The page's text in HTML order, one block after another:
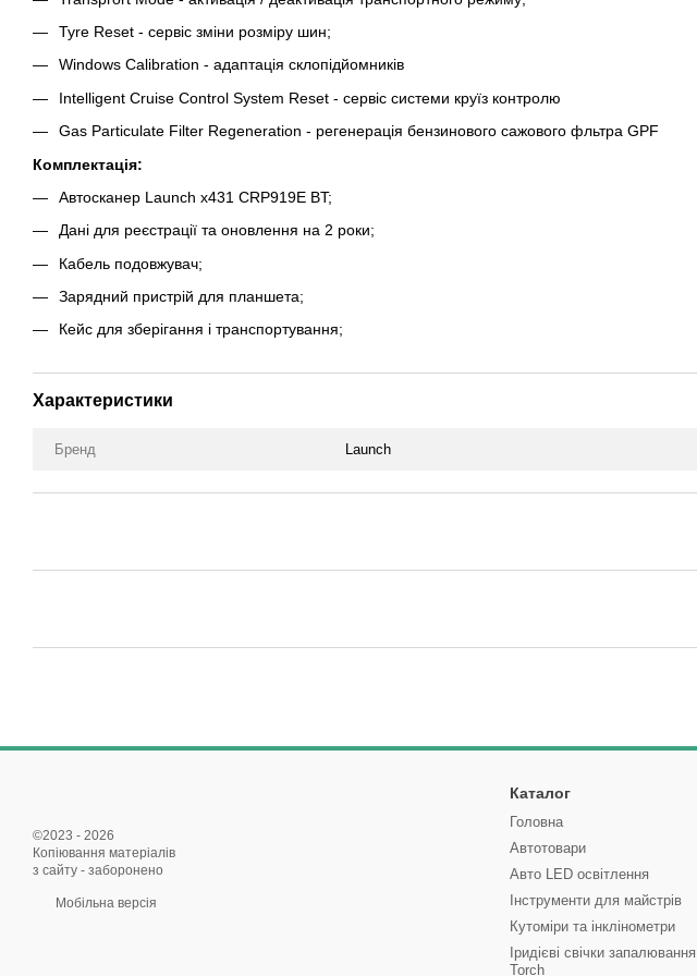
Tyre Reset - сервіс зміни розміру шин;
Windows Calibration - адаптація склопідйомників
Intelligent Cruise Control System Reset - сервіс системи круїз контролю
Gas Particulate Filter Regeneration - регенерація бензинового сажового фльтра GPF
Комплектація:
Автосканер Launch x431 CRP919E BT;
Дані для реєстрації та оновлення на 2 роки;
Кабель подовжувач;
Зарядний пристрій для планшета;
Кейс для зберігання і транспортування;
Характеристики
Бренд Launch
©2023 - 2026
Копіювання матеріалів
з сайту - заборонено
Мобільна версія
Каталог
Головна
Автотовари
Авто LED освітлення
Інструменти для майстрів
Кутоміри та інклінометри
Іридієві свічки запалювання
Torch